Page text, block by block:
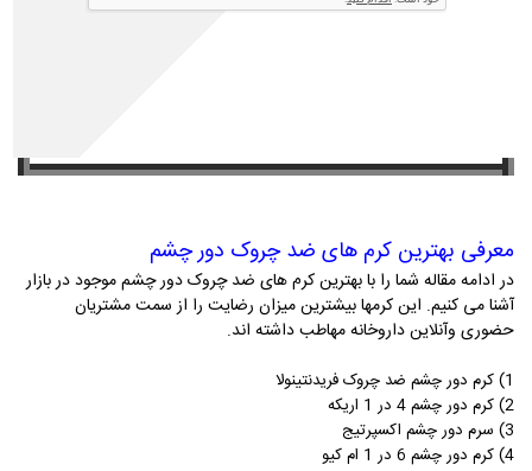
معرفی بهترین کرم های ضد چروک دور چشم
در ادامه مقاله شما را با بهترین کرم های ضد چروک دور چشم موجود در بازار
آشنا می کنیم. این کرمها بیشترین میزان رضایت را از سمت مشتریان
حضوری وآنلاین داروخانه مهاطب داشته اند.
1) کرم دور چشم ضد چروک فریدنتینولا
2) کرم دور چشم 4 در 1 اریکه
3) سرم دور چشم اکسپرتیج
4) کرم دور چشم 6 در 1 ام کیو